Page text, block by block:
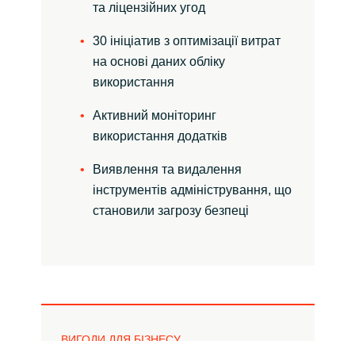
United Kingdom
United States
та ліцензійних угод
30 ініціатив з оптимізації витрат
на основі даних обліку
використання
Активний моніторинг
використання додатків
Виявлення та видалення
інструментів адміністрування, що
становили загрозу безпеці